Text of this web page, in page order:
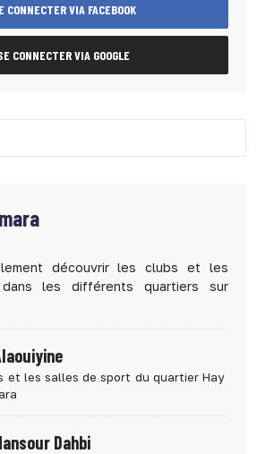
CONNECTER VIA FACEBOOK
CONNECTER VIA GOOGLE
découvrir les clubs et les
les différents quartiers sur
et les salles de sport du quartier Hay
Dahbi